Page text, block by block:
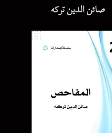
صائن الدين تركه